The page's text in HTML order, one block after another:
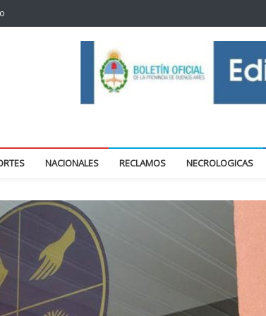
NACIONALES RECLAMOS NECROLOGICAS